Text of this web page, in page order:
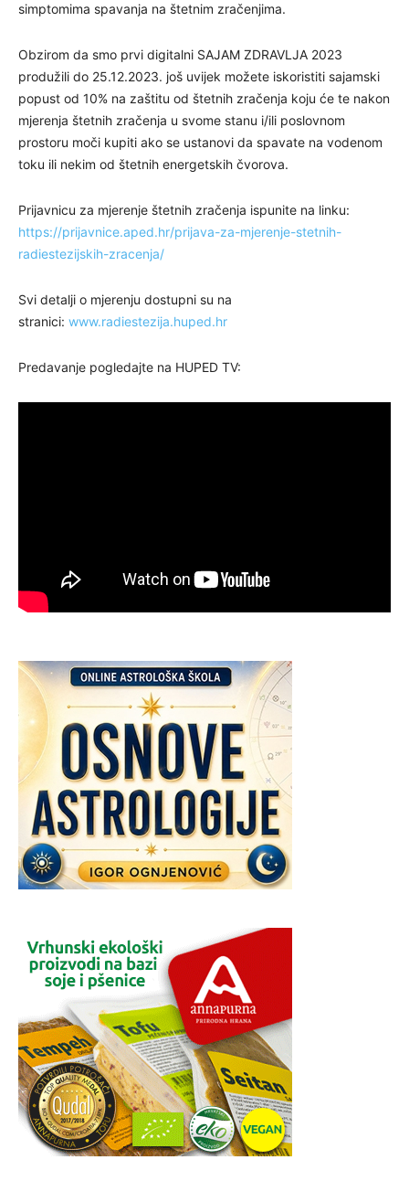
simptomima spavanja na štetnim zračenjima.
Obzirom da smo prvi digitalni SAJAM ZDRAVLJA 2023
produžili do 25.12.2023. još uvijek možete iskoristiti sajamski
popust od 10% na zaštitu od štetnih zračenja koju će te nakon
mjerenja štetnih zračenja u svome stanu i/ili poslovnom
prostoru moči kupiti ako se ustanovi da spavate na vodenom
toku ili nekim od štetnih energetskih čvorova.
Prijavnicu za mjerenje štetnih zračenja ispunite na linku:
https://prijavnice.aped.hr/prijava-za-mjerenje-stetnih-
radiestezijskih-zracenja/
Svi detalji o mjerenju dostupni su na
stranici: www.radiestezija.huped.hr
Predavanje pogledajte na HUPED TV: